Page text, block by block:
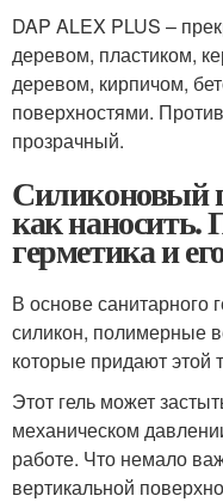
DAP ALEX PLUS –
деревом, пластиком,
деревом, кирпичом,
поверхностями.
прозрачный.
Силиконовый
как наносить.
герметика и
В основе санитарного
силикон, полимерные
которые придают этой
Этот гель может
механическом
работе. Что немало
вертикальной